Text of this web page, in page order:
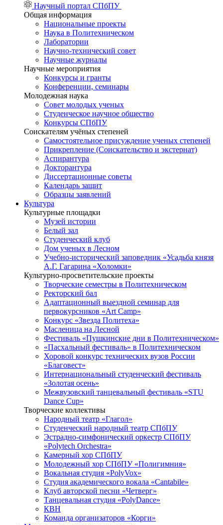
Научный портал СПбПУ
Общая информация
Национальные проекты
Наука в Политехническом
Лаборатории
Научно-технический совет
Научные журналы
Научные мероприятия
Конкурсы и гранты
Конференции, семинары
Молодежная наука
Совет молодых ученых
Студенческое научное общество
Конкурсы СПбПУ
Соискателям учёных степеней
Самостоятельное присуждение ученых степеней
Прикрепление (Соискательство и экстернат)
Аспирантура
Докторантура
Диссертационные советы
Календарь защит
Образцы заявлений
Культура
Культурные площадки
Музей истории
Белый зал
Студенческий клуб
Дом ученых в Лесном
Учебно-исторический заповедник «Усадьба князя
А.Г. Гагарина «Холомки»
Культурно-просветительские проекты
Творческие семестры в Политехническом
Ректорский бал
Адаптационный выездной семинар для
первокурсников «Art Camp»
Конкурс «Звезда Политеха»
Масленица на Лесной
Фестиваль «Пушкинские дни в Политехническом»
«Пасхальный фестиваль» в Политехническом
Хоровой конкурс технических вузов России
«Благовест»
Интернациональный студенческий фестиваль
«Золотая осень»
Межвузовский танцевальный фестиваль «STU
Dance Cup»
Творческие коллективы
Народный театр «Глагол»
Студенческий народный театр СПбПУ
Эстрадно-симфонический оркестр СПбПУ
«Polytech Orchestra»
Камерный хор СПбПУ
Молодежный хор СПбПУ «Полигимния»
Вокальная студия «PolyVox»
Студия академического вокала «Cantabile»
Клуб авторской песни «Четверг»
Танцевальная студия «PolyDance»
КВН
Команда организаторов «Корги»